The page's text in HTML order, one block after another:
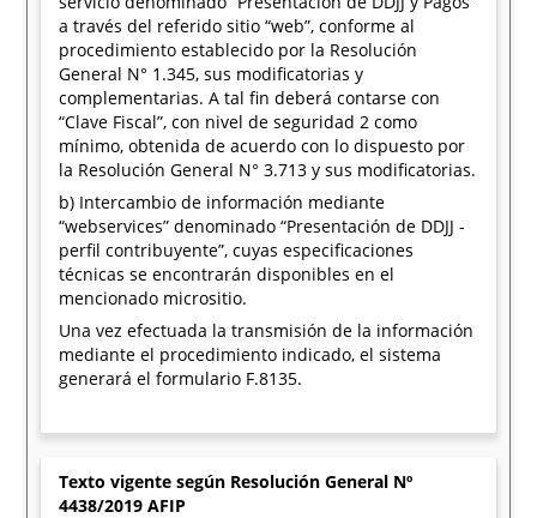
a través del referido sitio “web”, conforme al
procedimiento establecido por la Resolución
General N° 1.345, sus modificatorias y
complementarias. A tal fin deberá contarse con
“Clave Fiscal”, con nivel de seguridad 2 como
mínimo, obtenida de acuerdo con lo dispuesto por
la Resolución General N° 3.713 y sus modificatorias.
b) Intercambio de información mediante
“webservices” denominado “Presentación de DDJJ -
perfil contribuyente”, cuyas especificaciones
técnicas se encontrarán disponibles en el
mencionado micrositio.
Una vez efectuada la transmisión de la información
mediante el procedimiento indicado, el sistema
generará el formulario F.8135.
Texto vigente según Resolución General Nº
4438/2019 AFIP